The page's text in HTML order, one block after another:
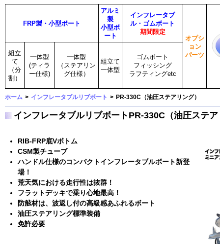
FRP製・小型ボート
アルミ
製
小型ボ
ート
インフレータブ
ル・ゴムボート
期間限定
オプシ
ョン
パーツ
組立
て
（分
割）
一体型
(ティラ
ー仕様)
一体型
（ステアリン
グ仕様）
組立て
一体型
ゴムボート
フィッシング
ラフティングetc
ホーム > インフレータブルリブボート > PR-330C（油圧ステアリング）
インフレータブルリブボートPR-330C（油圧ステ
RIB-FRP底Vボトム
CSM製チューブ
ハンドル仕様のコンパクトインフレータブルボート新登
場！
荒天気における走行性は抜群！
フラットデッキで乗り心地最高！
防舷材は、波返し付の高級感あふれるボート
油圧ステアリング標準装備
免許必要